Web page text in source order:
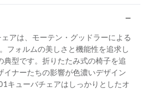
アは、モーテン・グッドラーによる
フォルムの美しさと機能性を追求し
典型です。折りたたみ式の椅子を追
イナーたちの影響が色濃いデザイン
キューバチェアはしっかりとしたオ